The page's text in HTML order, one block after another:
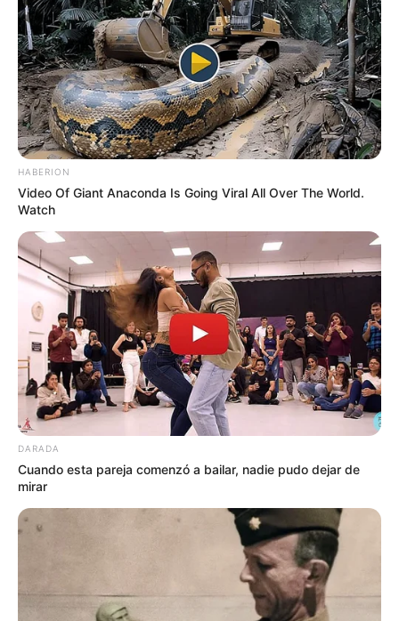
Terminal regala
parqueadero: condiciones
pa estacionar gratis
mientras come
OPERATIVO
Barranquilla intervienen
comercial de menores
TERMINAL DE BOGOTÁ
Terminal de Transportes
de Bogotá avisa a viajeros:
no están vendiendo
tiquetes hacia varios
destinos
ESTAFA
Estafadores están
tumbando a la gente por
WhatsApp
TERMINAL DE TRANSPORTE
HABERION
Video Of Giant Anaconda Is Going Viral All Over The World.
Watch
DARADA
Cuando esta pareja comenzó a bailar, nadie pudo dejar de
mirar